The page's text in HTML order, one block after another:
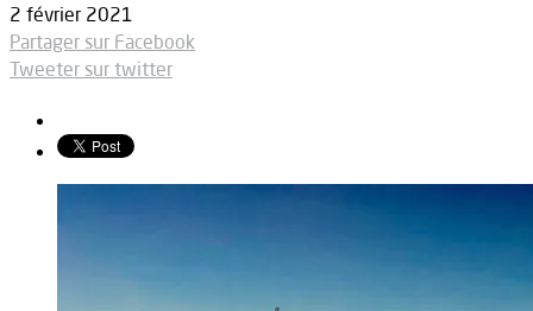
2 février 2021
Partager sur Facebook
Tweeter sur twitter